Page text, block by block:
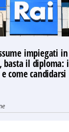
impiegati in
basta il diploma: i
come candidarsi